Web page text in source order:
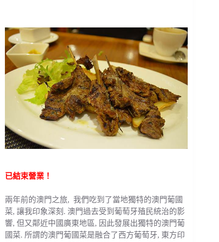
已結束營業！
兩年前的澳門之旅, 我們吃到了當地獨特的澳門葡國
菜, 讓我印象深刻. 澳門過去受到葡萄牙殖民統治的影
響, 但又鄰近中國廣東地區, 因此發展出獨特的澳門葡
國菜. 所謂的澳門葡國菜是融合了西方葡萄牙, 東方印